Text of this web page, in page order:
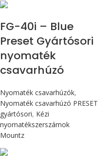
FG-40i – Blue
Preset Gyártósori
nyomaték
csavarhúzó
Nyomaték csavarhúzók,
Nyomaték csavarhúzó PRESET
gyártósori, Kézi
nyomatékszerszámok
Mountz